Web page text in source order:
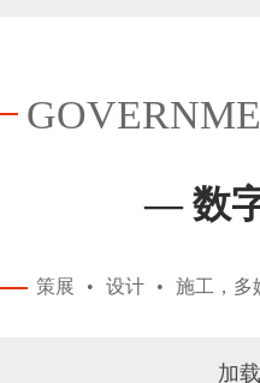
— 数
策展 • 设计 • 施工，多
加